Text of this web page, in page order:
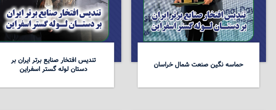
حماسه نگین صنعت شمال خراسان
تندیس افتخار صنایع برتر ایران بر
دستان لوله گستر اسفراین